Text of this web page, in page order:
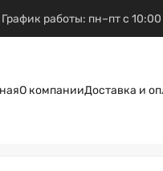
График работы: пн–пт с
О компанииДоставка и